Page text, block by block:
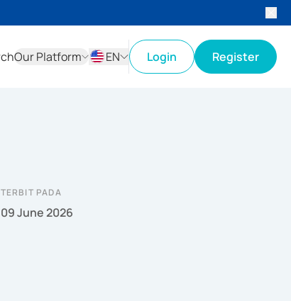
Our Platform
EN
Login Register
TERBIT PADA
09 June 2026